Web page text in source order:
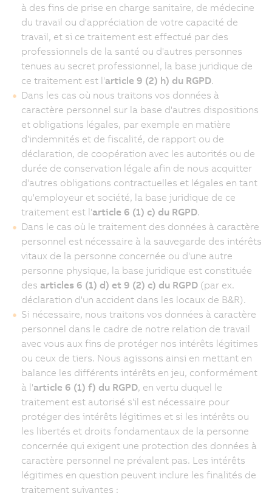
à des fins de prise en charge sanitaire, de médecine
du travail ou d'appréciation de votre capacité de
travail, et si ce traitement est effectué par des
professionnels de la santé ou d'autres personnes
tenues au secret professionnel, la base juridique de
ce traitement est l'article 9 (2) h) du RGPD.
Dans les cas où nous traitons vos données à
caractère personnel sur la base d'autres dispositions
et obligations légales, par exemple en matière
d'indemnités et de fiscalité, de rapport ou de
déclaration, de coopération avec les autorités ou de
durée de conservation légale afin de nous acquitter
d'autres obligations contractuelles et légales en tant
qu'employeur et société, la base juridique de ce
traitement est l'article 6 (1) c) du RGPD.
Dans le cas où le traitement des données à caractère
personnel est nécessaire à la sauvegarde des intérêts
vitaux de la personne concernée ou d'une autre
personne physique, la base juridique est constituée
des articles 6 (1) d) et 9 (2) c) du RGPD (par ex.
déclaration d'un accident dans les locaux de B&R).
Si nécessaire, nous traitons vos données à caractère
personnel dans le cadre de notre relation de travail
avec vous aux fins de protéger nos intérêts légitimes
ou ceux de tiers. Nous agissons ainsi en mettant en
balance les différents intérêts en jeu, conformément
à l'article 6 (1) f) du RGPD, en vertu duquel le
traitement est autorisé s'il est nécessaire pour
protéger des intérêts légitimes et si les intérêts ou
les libertés et droits fondamentaux de la personne
concernée qui exigent une protection des données à
caractère personnel ne prévalent pas. Les intérêts
légitimes en question peuvent inclure les finalités de
traitement suivantes :